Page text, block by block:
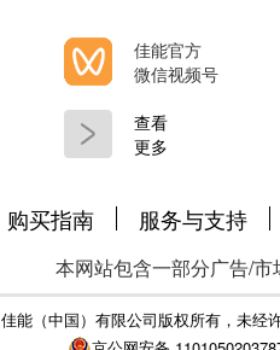
佳能官方
微信视频号
查看
更多
购买指南 服务与支持
本网站包含一部分广告/
佳能（中国）有限公司版权所有，未经